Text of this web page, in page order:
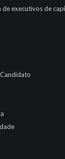
de executivos de